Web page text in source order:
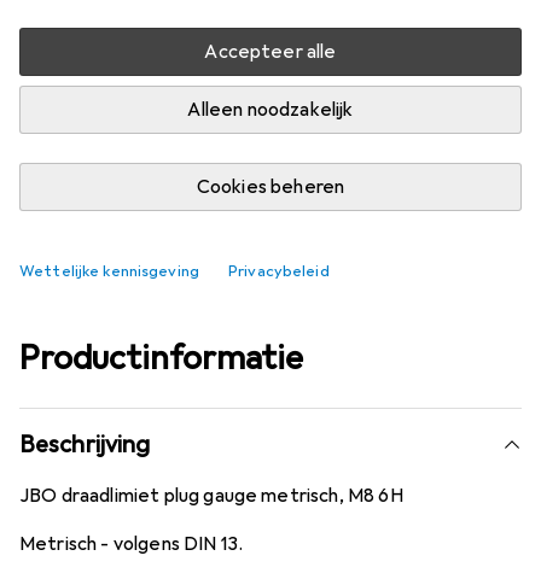
Accepteer alle
Alleen noodzakelijk
Cookies beheren
Wettelijke kennisgeving Privacybeleid
Meer dan 10 stuk op voorraad bij leverancier
In winkelmandje
Vergelijk In verlanglijstje
Productinformatie
Beschrijving
JBO draadlimiet plug gauge metrisch, M8 6H
Metrisch - volgens DIN 13.